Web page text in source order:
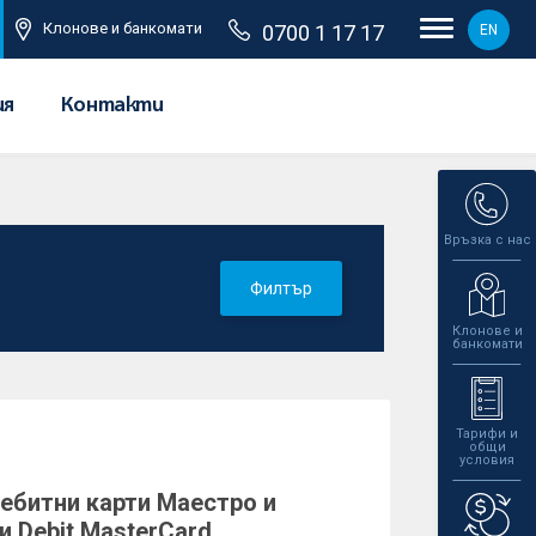
Клонове и банкомати 0700 1 17 17 EN
Контакти
Връзка с нас
Клонове и
банкомати
Тарифи и
общи
условия
Филтър
карти Маестро и